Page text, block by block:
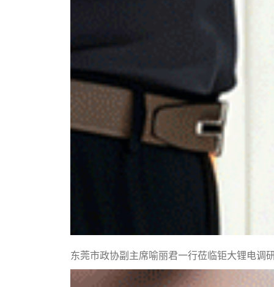
东莞市政协副主席喻丽君一行莅临钜大锂电调